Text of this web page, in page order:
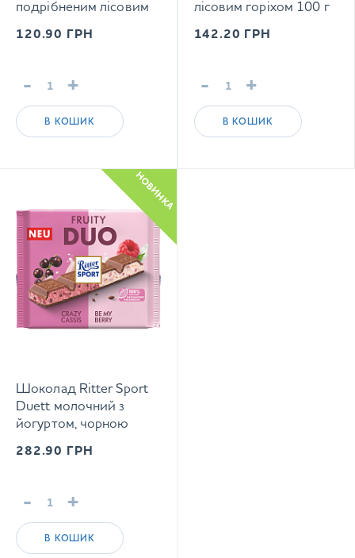
подрібненим лісовим
120.90 ГРН
- +
В КОШИК
лісовим горіхом 100 г
142.20 ГРН
- +
В КОШИК
Шоколад Ritter Sport
Duett молочний з
йогуртом, чорною
та рисовими
282.90 ГРН
- +
В КОШИК
НОВИНКА